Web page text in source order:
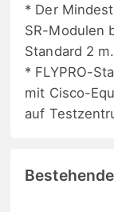
* Der
SR-Modulen
Standard 2 m.
* FLYPRO-
mit Cisco-
auf